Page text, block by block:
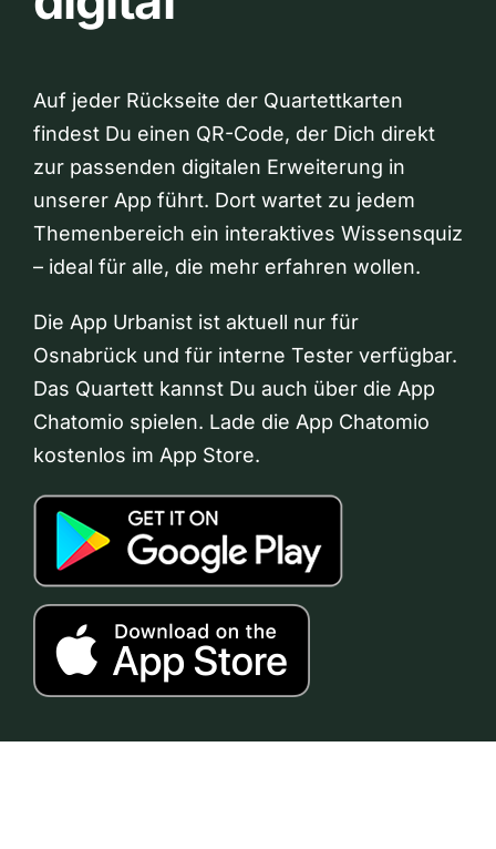
Auf jeder Rückseite der Quartettkarten
findest Du einen QR-Code, der Dich direkt
zur passenden digitalen Erweiterung in
unserer App führt. Dort wartet zu jedem
Themenbereich ein interaktives Wissensquiz
– ideal für alle, die mehr erfahren wollen.
Die App Urbanist ist aktuell nur für
Osnabrück und für interne Tester verfügbar.
Das Quartett kannst Du auch über die App
Chatomio spielen. Lade die App Chatomio
kostenlos im App Store.